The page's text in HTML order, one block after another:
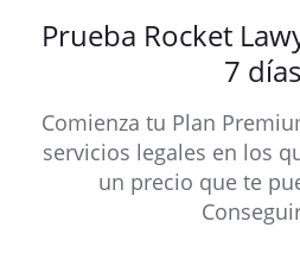
Prueba Rocket
7
Comienza tu Plan
servicios legales en los
un precio que te